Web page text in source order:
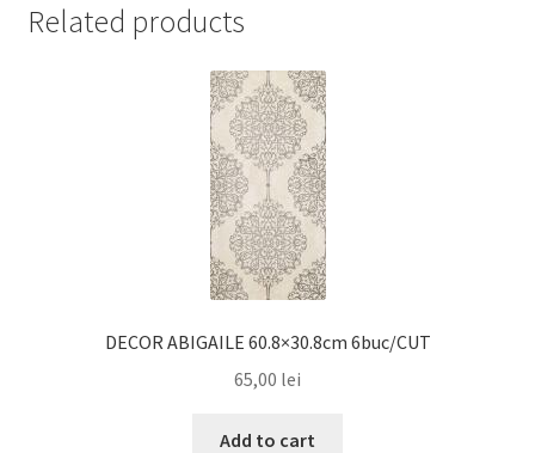
Related products
DECOR ABIGAILE 60.8×30.8cm 6buc/CUT
65,00 lei
Add to cart